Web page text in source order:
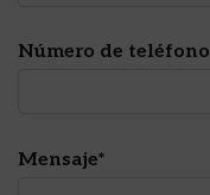
Número de teléfono
Mensaje*